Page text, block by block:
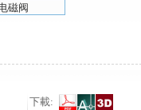
磁阀
下載: